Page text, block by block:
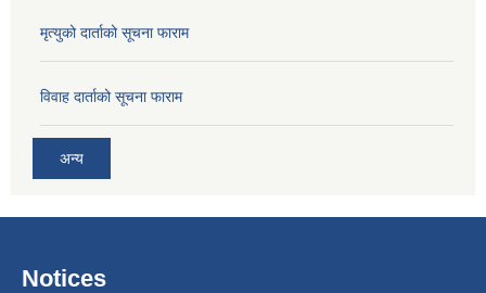
मृत्युको दार्ताको सूचना फाराम
विवाह दार्ताको सूचना फाराम
अन्य
Notices